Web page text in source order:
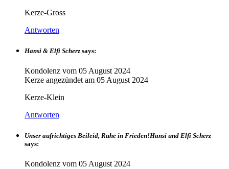
Kerze-Gross
Antworten
Hansi & Elfi Scherz says:
Kondolenz vom 05 August 2024
Kerze angezündet am 05 August 2024
Kerze-Klein
Antworten
Unser aufrichtiges Beileid, Ruhe in Frieden!Hansi und Elfi Scherz
says:
Kondolenz vom 05 August 2024